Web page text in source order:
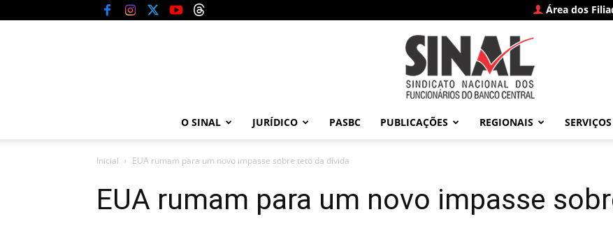
Área dos
O SINAL JURÍDICO PASBC PUBLICAÇÕES REGIONAIS SERVIÇOS
Inicial EUA rumam para um novo impasse sobre teto da dívida
EUA rumam para um novo impasse